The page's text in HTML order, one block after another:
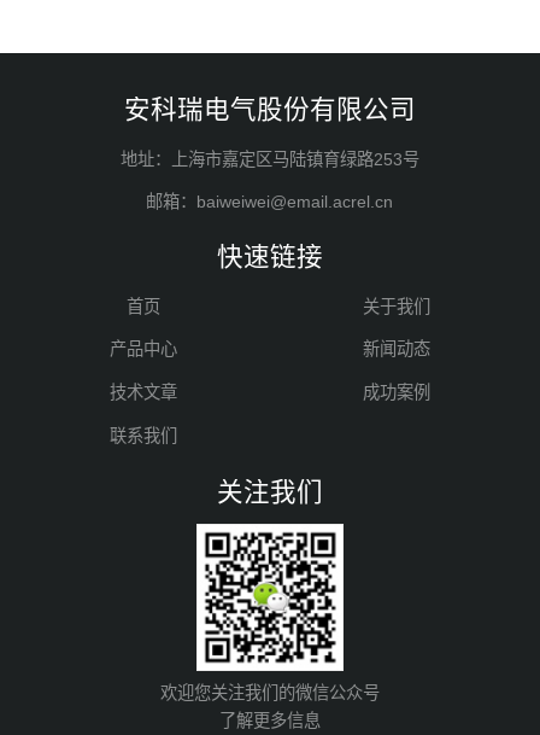
安科瑞电气股份有限公司
地址：上海市嘉定区马陆镇育绿路253号
邮箱：baiweiwei@email.acrel.cn
快速链接
首页 关于我们
产品中心 新闻动态
技术文章 成功案例
联系我们
关注我们
欢迎您关注我们的微信公众号
了解更多信息